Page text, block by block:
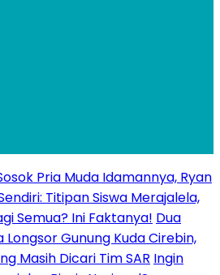
Pria Muda Idamannya, Ryan
Titipan Siswa Merajalela,
Semua? Ini Faktanya! Dua
Gunung Kuda Cirebin,
Masih Dicari Tim SAR Ingin